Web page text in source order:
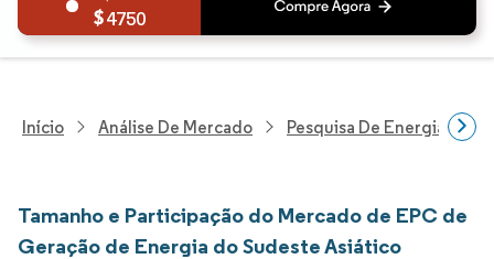
4750
Início Análise De Mercado Pesquisa De Energia E
Tamanho e Participação do Mercado de EPC de
Geração de Energia do Sudeste Asiático